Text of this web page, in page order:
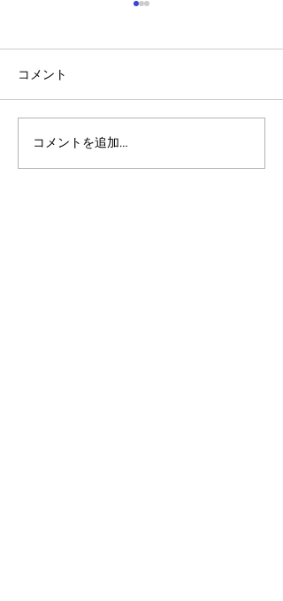
アルゴランドのポスト量
子暗号（PQC）ロードマ
コメント
コメントを追加…